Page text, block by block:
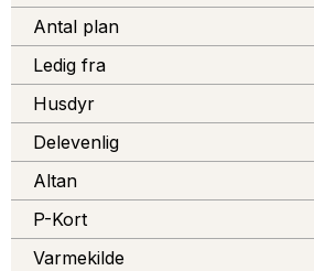
Antal plan
Ledig fra
Husdyr
Delevenlig
Altan
P-Kort
Varmekilde